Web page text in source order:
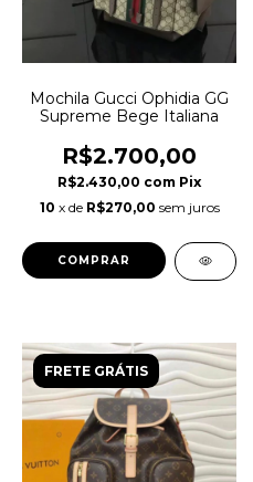
Mochila Gucci Ophidia GG
Supreme Bege Italiana
R$2.700,00
R$2.430,00 com Pix
10 x de R$270,00 sem juros
FRETE GRÁTIS